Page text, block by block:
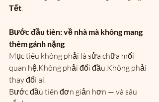
Tết.
Bước đầu tiên: về nhà mà không mang
thêm gánh nặng
Mục tiêu không phải là sửa chữa mối
quan hệ.Không phải đối đầu.Không phải
thay đổi ai.
Bước đầu tiên đơn giản hơn — và sâu